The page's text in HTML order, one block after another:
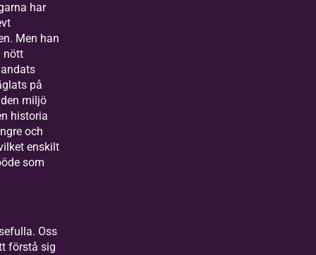
har
Men han
nött
på
miljö
historia
och
enskilt
som
Oss
förstå sig